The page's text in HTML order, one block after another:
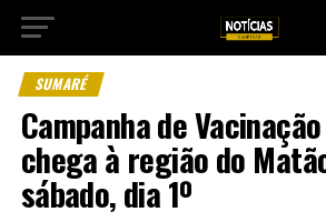
SUMARÉ
Campanha de
chega à região do
sábado, dia 1º